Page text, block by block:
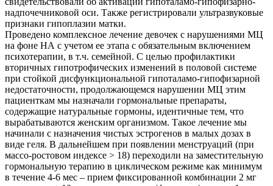
надпочечниковой оси. Также регистрировали ультразвуковые
признаки гипоплазии матки.
Проведено комплексное лечение девочек с нарушениями МЦ
на фоне НА с учетом ее этапа с обязательным включением
психотерапии, в т.ч. семейной. С целью профилактики
вторичных гипотрофических изменений в половой системе
при стойкой дисфункциональной гипоталамо-гипофизарной
недостаточности, продолжающемся нарушении МЦ этим
пациенткам мы назначали гормональные препараты,
содержащие натуральные гормоны, идентичные тем, что
вырабатываются женским организмом. Такое лечение мы
начинали с назначения чистых эстрогенов в малых дозах в
виде геля. В дальнейшем при появлении менструаций (при
массо-ростовом индексе > 18) переходили на заместительную
гормональную терапию в циклическом режиме как минимум
в течение 4-6 мес – прием фиксированной комбинации 2 мг